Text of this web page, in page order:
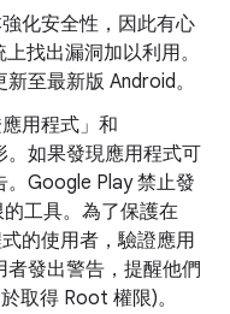
化安全性，因此有心
找出漏洞加以利用。
至最新版 Android。
用程式」和
如果發現應用程式可
Google Play 禁止發
工具。為了保護在
的使用者，驗證應用
發出警告，提醒他們
取得 Root 權限)。